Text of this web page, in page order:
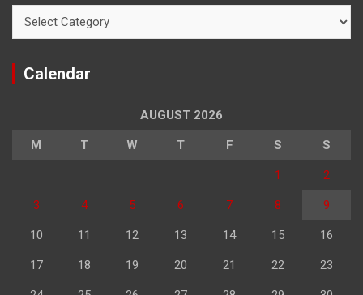
Calendar
AUGUST 2026
M T W T F S S
1 2
3 4 5 6 7 8 9
10 11 12 13 14 15 16
17 18 19 20 21 22 23